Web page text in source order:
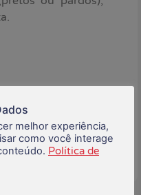
melhor experiência,
como você interage
Política de